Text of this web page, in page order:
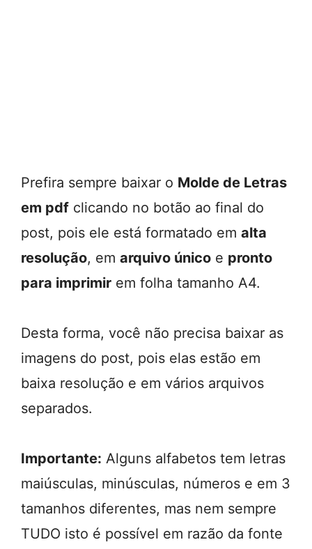
Prefira sempre baixar o Molde de Letras
em pdf clicando no botão ao final do
post, pois ele está formatado em alta
resolução, em arquivo único e pronto
para imprimir em folha tamanho A4.
Desta forma, você não precisa baixar as
imagens do post, pois elas estão em
baixa resolução e em vários arquivos
separados.
Importante: Alguns alfabetos tem letras
maiúsculas, minúsculas, números e em 3
tamanhos diferentes, mas nem sempre
TUDO isto é possível em razão da fonte